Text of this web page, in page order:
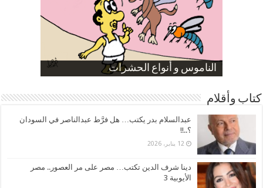
الناموس و أنواع الحشرات
الموظفين بعد ارتفاع الأسعار
ارتفاع نسبة الطلاق في مصر
صورة كاركاتيرية
صورة كاركاتيرية
كتاب وأقلام
عبدالسلام بدر يكتب… هل فرَّط عبدالناصر في السودان
؟..!!
12 يناير، 2026
دينا شرف الدين تكتب… مصر على مر العصور.. مصر
الأيوبية 3